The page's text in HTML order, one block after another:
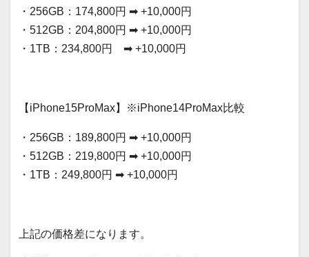
・256GB：174,800円 ➡ +10,000円
・512GB：204,800円 ➡ +10,000円
・1TB：234,800円 ➡ +10,000円
【iPhone15ProMax】※iPhone14ProMax比較
・256GB：189,800円 ➡ +10,000円
・512GB：219,800円 ➡ +10,000円
・1TB：249,800円 ➡ +10,000円
上記の価格差になります。